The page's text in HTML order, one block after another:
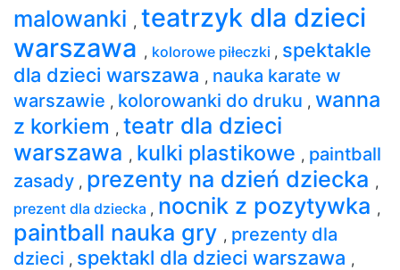
malowanki , teatrzyk dla dzieci
warszawa , kolorowe piłeczki , spektakle
dla dzieci warszawa , nauka karate w
warszawie , kolorowanki do druku , wanna
z korkiem , teatr dla dzieci
warszawa , kulki plastikowe , paintball
zasady , prezenty na dzień dziecka ,
prezent dla dziecka , nocnik z pozytywka ,
paintball nauka gry , prezenty dla
dzieci , spektakl dla dzieci warszawa ,